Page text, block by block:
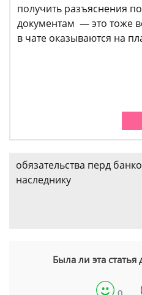
получить разъяснения
документам — это тоже
в чате оказываются на
обязательства перд
наследнику
Была ли эта статья